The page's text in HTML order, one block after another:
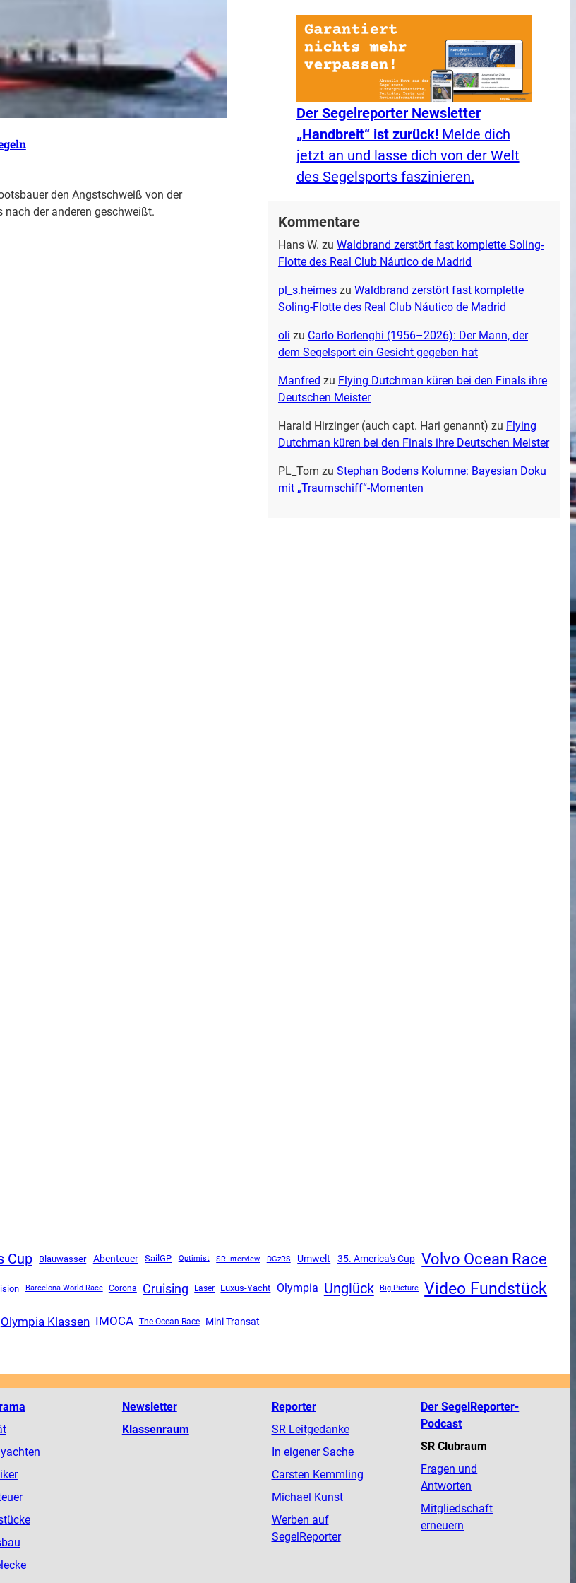
den Angstschweiß von der
der anderen geschweißt.
Der Segelreporter Newsletter
„Handbreit“ ist zurück!Melde dich
jetzt an und lasse dich von der Welt
des Segelsports faszinieren.
Kommentare
Hans W. zu Waldbrand zerstört fast komplette Soling-
Flotte des Real Club Náutico de Madrid
pl_s.heimeszu Waldbrand zerstört fast komplette
Soling-Flotte des Real Club Náutico de Madrid
oli zu Carlo Borlenghi (1956–2026): Der Mann, der
dem Segelsport ein Gesicht gegeben hat
Manfred zu Flying Dutchman küren bei den Finals ihre
Deutschen Meister
Harald Hirzinger (auch capt. Hari genannt) zu Flying
Dutchman küren bei den Finals ihre Deutschen Meister
PL_Tom zu Stephan Bodens Kolumne: Bayesian Doku
mit „Traumschiff“-Momenten
Cup Blauwasser Abenteuer SailGP Optimist SR-Interview DGzRS Umwelt 35. America's Cup Volvo Ocean Race
Barcelona World Race Corona Cruising Laser Luxus-Yacht Olympia Unglück Big Picture Video Fundstück
Olympia Klassen IMOCA The Ocean Race Mini Transat
Newsletter
Klassenraum
Reporter
SR Leitgedanke
In eigener Sache
Carsten Kemmling
Michael Kunst
Werben auf
SegelReporter
Der SegelReporter-
Podcast
SR Clubraum
Fragen und
Antworten
Mitgliedschaft
erneuern